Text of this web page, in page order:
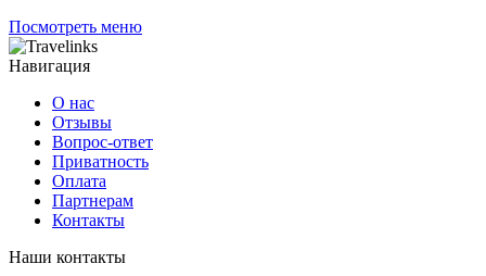
Посмотреть меню
Навигация
О нас
Отзывы
Вопрос-ответ
Приватность
Оплата
Партнерам
Контакты
Наши контакты